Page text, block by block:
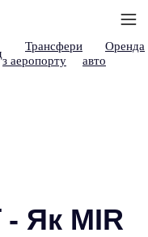
Трансфери
з аеропорту
Оренда
авто
- Як MIR